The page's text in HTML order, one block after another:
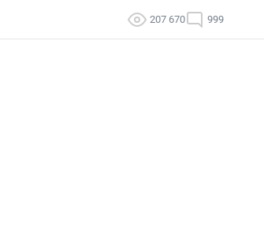
207 670 999